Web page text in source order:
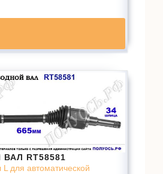
RT58581
для автоматической